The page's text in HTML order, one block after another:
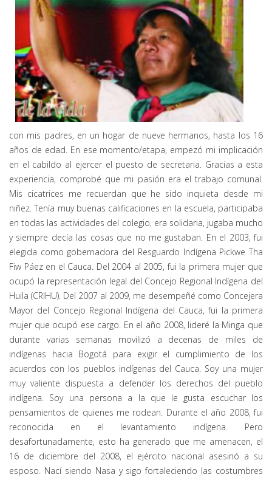
con mis padres, en un hogar de nueve hermanos, hasta los 16
años de edad. En ese momento/etapa, empezó mi implicación
en el cabildo al ejercer el puesto de secretaria. Gracias a esta
experiencia, comprobé que mi pasión era el trabajo comunal.
Mis cicatrices me recuerdan que he sido inquieta desde mi
niñez. Tenía muy buenas calificaciones en la escuela, participaba
en todas las actividades del colegio, era solidaria, jugaba mucho
y siempre decía las cosas que no me gustaban. En el 2003, fui
elegida como gobernadora del Resguardo Indígena Pickwe Tha
Fiw Páez en el Cauca. Del 2004 al 2005, fui la primera mujer que
ocupó la representación legal del Concejo Regional Indígena del
Huila (CRIHU). Del 2007 al 2009, me desempeñé como Concejera
Mayor del Concejo Regional Indígena del Cauca, fui la primera
mujer que ocupó ese cargo. En el año 2008, lideré la Minga que
durante varias semanas movilizó a decenas de miles de
indígenas hacia Bogotá para exigir el cumplimiento de los
acuerdos con los pueblos indígenas del Cauca. Soy una mujer
muy valiente dispuesta a defender los derechos del pueblo
indígena. Soy una persona a la que le gusta escuchar los
pensamientos de quienes me rodean. Durante el año 2008, fui
reconocida en el levantamiento indígena. Pero
desafortunadamente, esto ha generado que me amenacen, el
16 de diciembre del 2008, el ejército nacional asesinó a su
esposo. Nací siendo Nasa y sigo fortaleciendo las costumbres